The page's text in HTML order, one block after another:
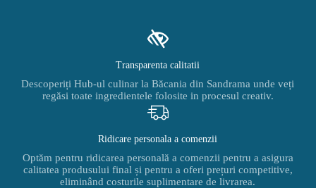
Transparenta calitatii
Descoperiți Hub-ul culinar la Băcania din Sandrama unde veți
regăsi toate ingredientele folosite in procesul creativ.
Ridicare personala a comenzii
Optăm pentru ridicarea personală a comenzii pentru a asigura
calitatea produsului final și pentru a oferi prețuri competitive,
eliminând costurile suplimentare de livrarea.